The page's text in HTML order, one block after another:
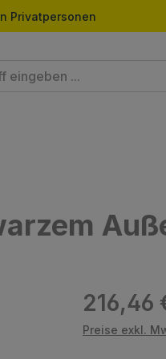
Privatpersonen
Regulärer
216,46
Preise exkl.